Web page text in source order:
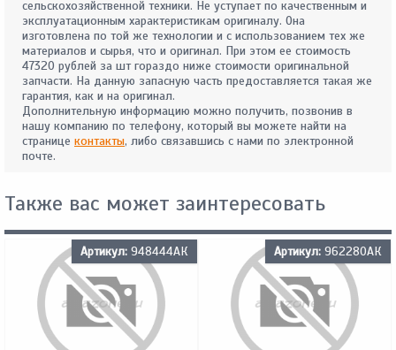
сельскохозяйственной техники. Не уступает по качественным и
эксплуатационным характеристикам оригиналу. Она
изготовлена по той же технологии и с использованием тех же
материалов и сырья, что и оригинал. При этом ее стоимость
47320 рублей за шт гораздо ниже стоимости оригинальной
запчасти. На данную запасную часть предоставляется такая же
гарантия, как и на оригинал.
Дополнительную информацию можно получить, позвонив в
нашу компанию по телефону, который вы можете найти на
странице контакты, либо связавшись с нами по электронной
почте.
Также вас может заинтересовать
Артикул: 948444АК Артикул: 962280АК